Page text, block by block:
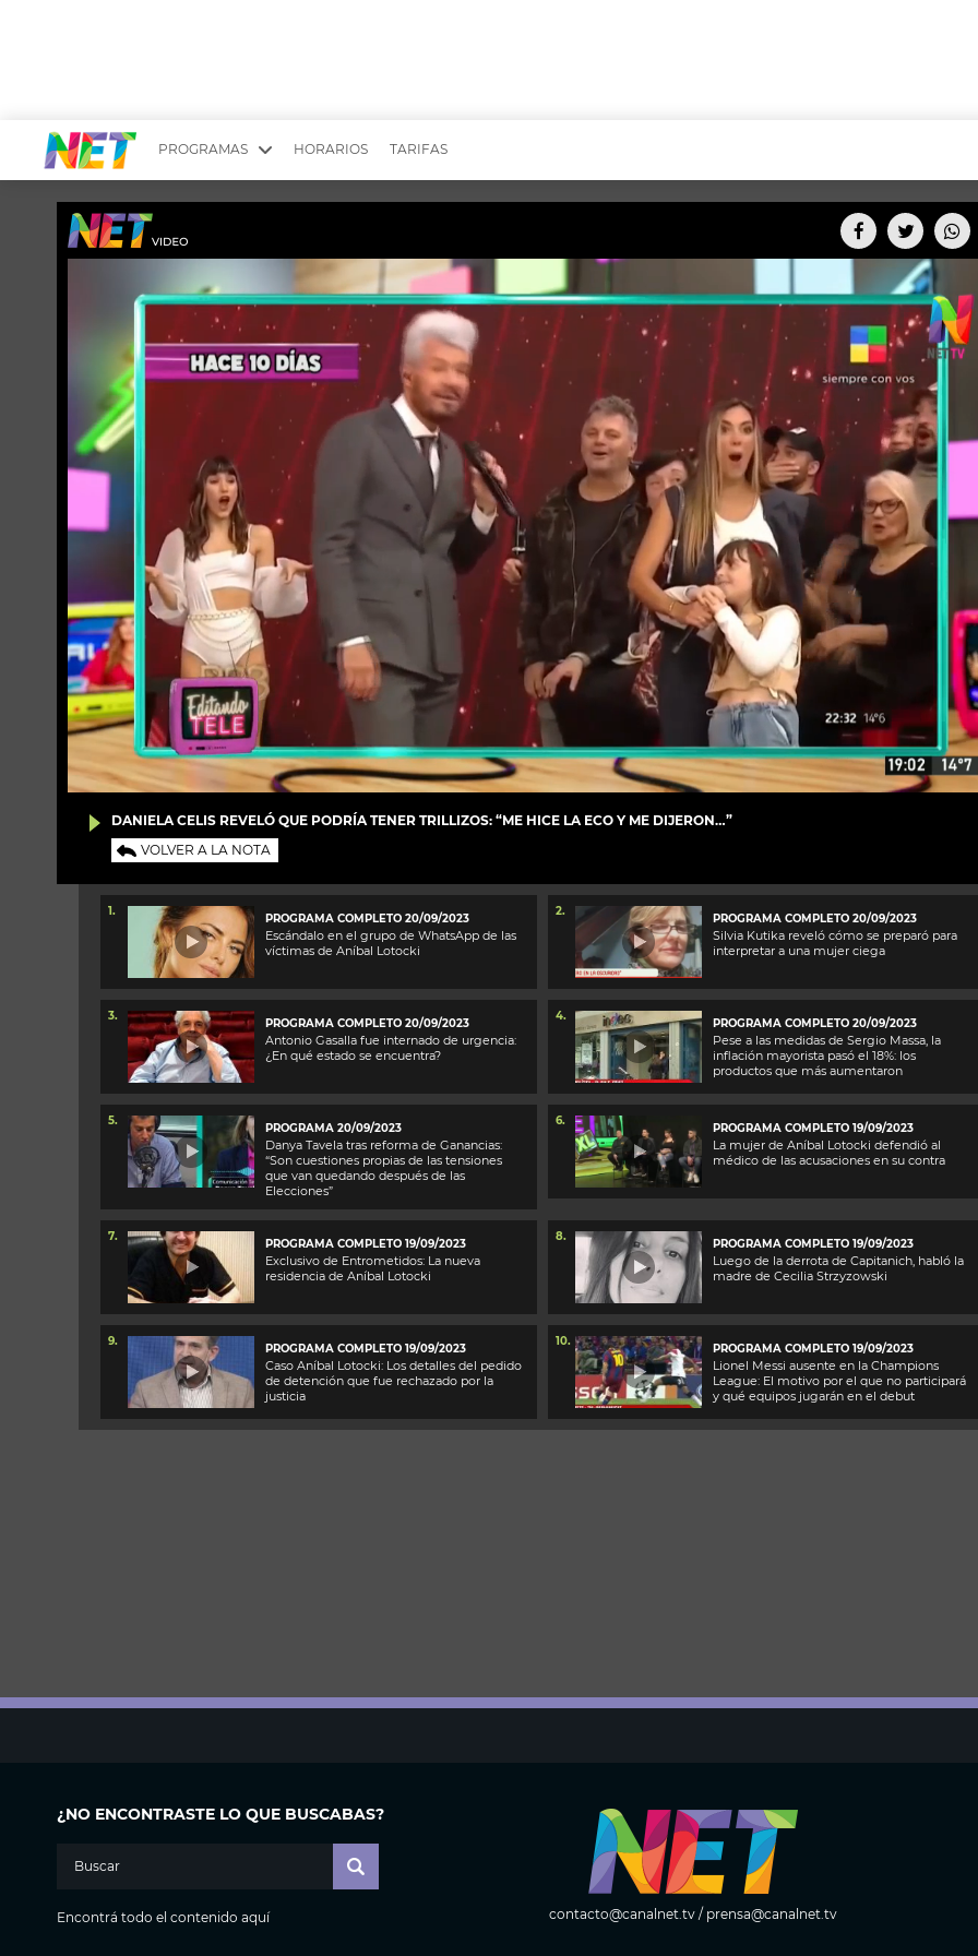
PROGRAMAS
YUYITO A LA TARDE
EMPRENDI2
LONGOBARDI
QUÉ TE PASA
TU LUGAR IDEAL
CHICHE EN VIVO
DR. BEAUTY
EL SEÑOR DE LOS CIELOS
ARGENTINOS X ARGENTINA
ESTÉTICA 360 TV
CARAS Y NEGOCIOS
SCOUTING PARA UN CAMBIO
INTELEXIS TV
HAIR RECOVERY
GOSSIP
ENTROMETIDOS EN LA TELE
ENTRE NOS
MODO FONTEVECCHIA
PERIODISMO PURO
REPERFILAR
CINE NET
TODOS PODEMOS
PARES DE COMEDIA
FIESTAS ARGENTINAS
BELLEZA FASHION
FULL FACE TV
DESAFÍO 10 AÑOS
AGENDA
HORARIOS TARIFAS
DANIELA CELIS REVELÓ QUE PODRÍA TENER TRILLIZOS: “ME HICE LA ECO Y ME DIJERON…”
VOLVER A LA NOTA
1.
PROGRAMA COMPLETO 20/09/2023
Escándalo en el grupo de WhatsApp de las
víctimas de Aníbal Lotocki
2.
PROGRAMA COMPLETO 20/09/2023
Silvia Kutika reveló cómo se preparó para
interpretar a una mujer ciega
3.
PROGRAMA COMPLETO 20/09/2023
Antonio Gasalla fue internado de urgencia:
¿En qué estado se encuentra?
4.
PROGRAMA COMPLETO 20/09/2023
Pese a las medidas de Sergio Massa, la
inflación mayorista pasó el 18%: los
productos que más aumentaron
5.
PROGRAMA 20/09/2023
Danya Tavela tras reforma de Ganancias:
“Son cuestiones propias de las tensiones
que van quedando después de las
Elecciones”
6.
PROGRAMA COMPLETO 19/09/2023
La mujer de Aníbal Lotocki defendió al
médico de las acusaciones en su contra
7.
PROGRAMA COMPLETO 19/09/2023
Exclusivo de Entrometidos: La nueva
residencia de Aníbal Lotocki
8.
PROGRAMA COMPLETO 19/09/2023
Luego de la derrota de Capitanich, habló la
madre de Cecilia Strzyzowski
9.
PROGRAMA COMPLETO 19/09/2023
Caso Aníbal Lotocki: Los detalles del pedido
de detención que fue rechazado por la
justicia
10.
PROGRAMA COMPLETO 19/09/2023
Lionel Messi ausente en la Champions
League: El motivo por el que no participará
y qué equipos jugarán en el debut
¿NO ENCONTRASTE LO QUE BUSCABAS?
Encontrá todo el contenido aquí contacto@canalnet.tv/ prensa@canalnet.tv